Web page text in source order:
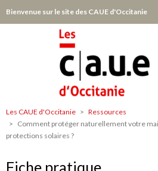
au
Bienvenue sur le site des CAUE d'Occitanie
Tous
départements
Les CAUE d'Occitanie
Ressources
Comment protéger naturellement votre
protections solaires ?
Fiche pratique